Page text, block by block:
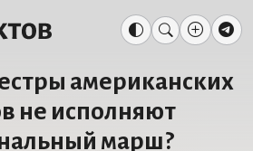
американских
не исполняют
марш?